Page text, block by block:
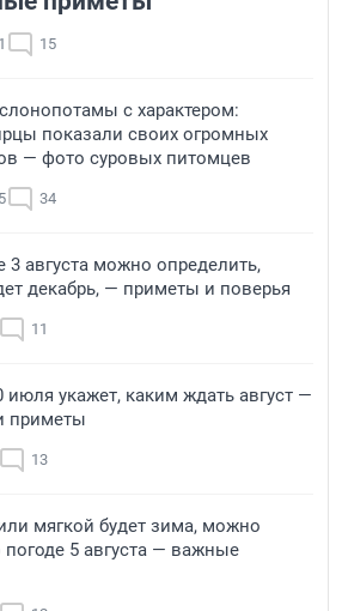
15
с характером:
показали своих огромных
— фото суровых питомцев
34
3 августа можно определить,
декабрь, — приметы и поверья
11
июля укажет, каким ждать август —
приметы
13
мягкой будет зима, можно
погоде 5 августа — важные